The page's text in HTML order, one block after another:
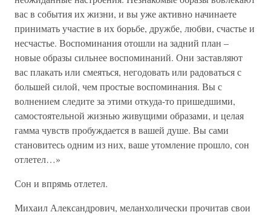
вас в события их жизни, и вы уже активно начинаете
принимать участие в их борьбе, дружбе, любви, счастье и
несчастье. Воспоминания отошли на задний план –
новые образы сильнее воспоминаний. Они заставляют
вас плакать или смеяться, негодовать или радоваться с
большей силой, чем простые воспоминания. Вы с
волнением следите за этими откуда-то пришедшими,
самостоятельной жизнью живущими образами, и целая
гамма чувств пробуждается в вашей душе. Вы сами
становитесь одним из них, ваше утомление прошло, сон
отлетел…»
Сон и впрямь отлетел.
Михаил Александрович, меланхолически прочитав свои